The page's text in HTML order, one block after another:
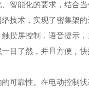
智能化的要求，结合
技术，实现了密集架
摸屏控制，语音提示
目了然，并且方便，
可靠性。在电动控制